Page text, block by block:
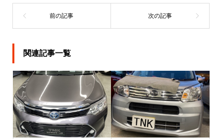
関連記事一覧